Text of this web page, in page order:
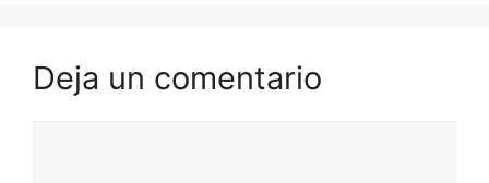
Deja un comentario